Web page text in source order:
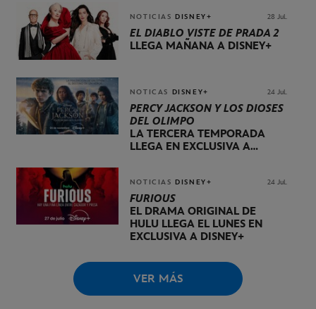
NOTICIAS DISNEY+ 28 Jul.
EL DIABLO VISTE DE PRADA 2
LLEGA MAÑANA A DISNEY+
NOTICAS DISNEY+ 24 Jul.
PERCY JACKSON Y LOS DIOSES
DEL OLIMPO
LA TERCERA TEMPORADA
LLEGA EN EXCLUSIVA A
NOTICIAS DISNEY+ 24 Jul.
FURIOUS
EL DRAMA ORIGINAL DE
HULU LLEGA EL LUNES EN
EXCLUSIVA A DISNEY+
VER MÁS